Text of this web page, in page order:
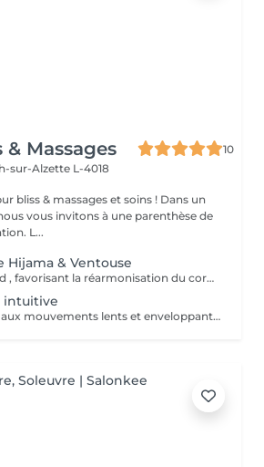
Massages
10
sur-Alzette L-4018
& massages et soins ! Dans un
vous invitons à une parenthèse de
L...
Hijama & Ventouse
Massage soin profond , favorisant la réarmonisation du corp et de l'esprit . Tensions musculaires , articulaires , régénération , améliore les défenses immunitaire . Soulage les douleurs chroniques de multiples maladies, tensions nerveuses , migraines. Et bien plus encore .
intuitive
Le massage relaxant aux mouvements lents et enveloppants, idéal pour relâcher les tensions et apaiser l'esprit. .